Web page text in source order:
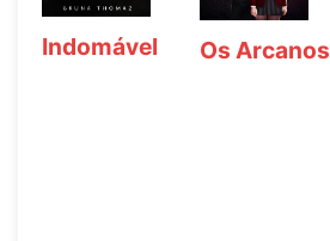
Indomável Os Arcanos